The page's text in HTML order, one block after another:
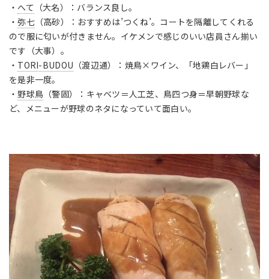
・ へて （大名）：バランス良し。
・弥七（高砂）：おすすめは’つくね’。コートを隔離してくれる
ので服に匂いが付きません。イケメンで感じのいい店員さん揃い
です（大事）。
・ TORI-BUDOU （渡辺通）：焼鳥×ワイン、「地鶏白レバー」
を是非一度。
・ 野球鳥 （警固）：キャベツ＝人工芝、鳥四つ身＝早朝野球な
ど、メニューが野球のネタになっていて面白い。